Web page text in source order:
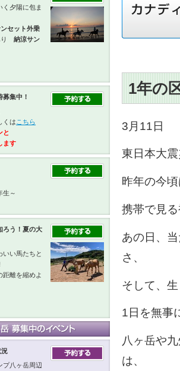
1年の
3月11日
東日本大
昨年の今
携帯で見
あの日、
さ、
そして、
1日を無事
八ヶ岳や
は、
く夕陽に包ま
セット外乗
り 納涼サン
集中！
くは こちら
と
ます
生～
ろう！夏の大
いい馬たちと
距離を縮めよ
況
プ八ヶ岳周辺